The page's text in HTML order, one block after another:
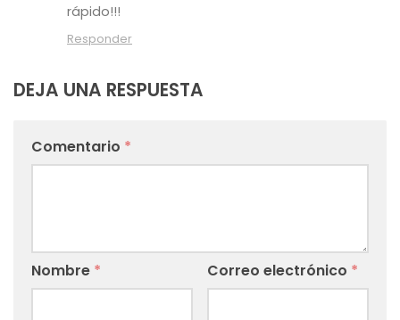
rápido!!!
Responder
DEJA UNA RESPUESTA
Comentario *
Nombre * Correo electrónico *